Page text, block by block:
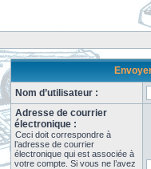
Nom d’utilisateur :
Adresse de courrier
électronique :
Ceci doit correspondre à
l’adresse de courrier
électronique qui est associée à
votre compte. Si vous ne l’avez